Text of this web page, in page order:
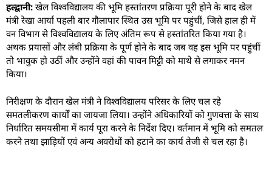
हल्द्वानी: खेल विश्वविद्यालय की भूमि हस्तांतरण प्रक्रिया पूरी होने के बाद खेल
मंत्री रेखा आर्या पहली बार गौलापार स्थित उस भूमि पर पहुंचीं, जिसे हाल ही में
वन विभाग से विश्वविद्यालय के लिए अंतिम रूप से हस्तांतरित किया गया है।
अथक प्रयासों और लंबी प्रक्रिया के पूर्ण होने के बाद जब वह इस भूमि पर पहुंचीं
तो भावुक हो उठीं और उन्होंने वहां की पावन मिट्टी को माथे से लगाकर नमन
किया।
निरीक्षण के दौरान खेल मंत्री ने विश्वविद्यालय परिसर के लिए चल रहे
समतलीकरण कार्यों का जायजा लिया। उन्होंने अधिकारियों को गुणवत्ता के साथ
निर्धारित समयसीमा में कार्य पूरा करने के निर्देश दिए। वर्तमान में भूमि को समतल
करने तथा झाड़ियों एवं अन्य अवरोधों को हटाने का कार्य तेजी से चल रहा है।